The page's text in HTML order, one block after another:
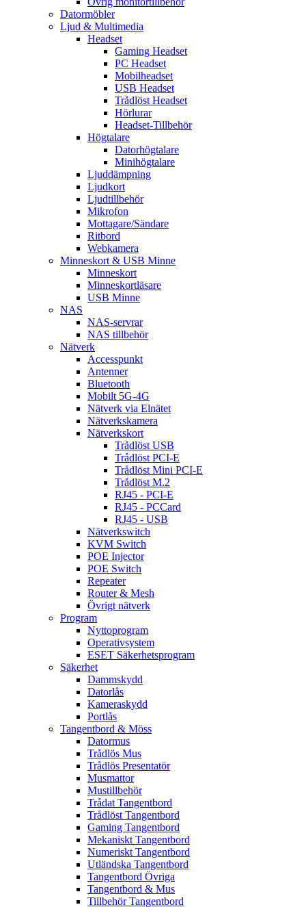
Datormöbler
Ljud & Multimedia
Headset
Gaming Headset
PC Headset
Mobilheadset
USB Headset
Trådlöst Headset
Hörlurar
Headset-Tillbehör
Högtalare
Datorhögtalare
Minihögtalare
Ljuddämpning
Ljudkort
Ljudtillbehör
Mikrofon
Mottagare/Sändare
Ritbord
Webkamera
Minneskort & USB Minne
Minneskort
Minneskortläsare
USB Minne
NAS
NAS-servrar
NAS tillbehör
Nätverk
Accesspunkt
Antenner
Bluetooth
Mobilt 5G-4G
Nätverk via Elnätet
Nätverkskamera
Nätverkskort
Trådlöst USB
Trådlöst PCI-E
Trådlöst Mini PCI-E
Trådlöst M.2
RJ45 - PCI-E
RJ45 - PCCard
RJ45 - USB
Nätverkswitch
KVM Switch
POE Injector
POE Switch
Repeater
Router & Mesh
Övrigt nätverk
Program
Nyttoprogram
Operativsystem
ESET Säkerhetsprogram
Säkerhet
Dammskydd
Datorlås
Kameraskydd
Portlås
Tangentbord & Möss
Datormus
Trådlös Mus
Trådlös Presentatör
Musmattor
Mustillbehör
Trådat Tangentbord
Trådlöst Tangentbord
Gaming Tangentbord
Mekaniskt Tangentbord
Numeriskt Tangentbord
Utländska Tangentbord
Tangentbord Övriga
Tangentbord & Mus
Tillbehör Tangentbord